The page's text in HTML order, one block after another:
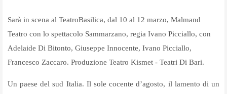
Sarà in scena al TeatroBasilica, dal 10 al 12 marzo, Malmand
Teatro con lo spettacolo Sammarzano, regia Ivano Picciallo, con
Adelaide Di Bitonto, Giuseppe Innocente, Ivano Picciallo,
Francesco Zaccaro. Produzione Teatro Kismet - Teatri Di Bari.
Un paese del sud Italia. Il sole cocente d’agosto, il lamento di un